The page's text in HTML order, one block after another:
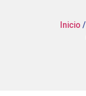
Inicio /